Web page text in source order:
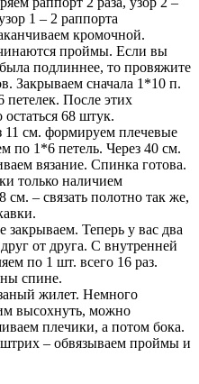
1 – 2 раппорта
кромочной.
проймы. Если вы
подлиннее, то провяжите
Закрываем сначала 1*10 п.
петелек. После этих
68 штук.
11 см. формируем плечевые
по 1*6 петель. Через 40 см.
вязание. Спинка готова.
только наличием
– связать полотно так же,
закрываем. Теперь у вас два
от друга. С внутренней
по 1 шт. всего 16 раз.
спине.
жилет. Немного
высохнуть, можно
плечики, а потом бока.
– обвязываем проймы и